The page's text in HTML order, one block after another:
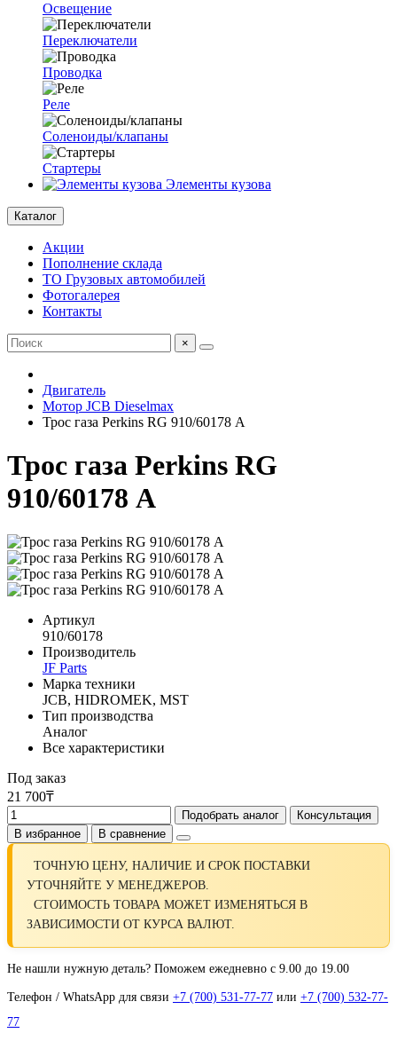
Освещение
Переключатели
Проводка
Реле
Соленоиды/клапаны
Стартеры
Элементы кузова
Каталог
Акции
Пополнение склада
ТО Грузовых автомобилей
Фотогалерея
Контакты
×
Двигатель
Мотор JCB Dieselmax
Трос газа Perkins RG 910/60178 А
Трос газа Perkins RG
910/60178 А
Артикул
910/60178
Производитель
JF Parts
Марка техники
JCB, HIDROMEK, MST
Тип производства
Аналог
Все характеристики
Под заказ
21 700₸
Подобрать аналог
Консультация
В избранное
В сравнение
ТОЧНУЮ ЦЕНУ, НАЛИЧИЕ И СРОК ПОСТАВКИ
УТОЧНЯЙТЕ У МЕНЕДЖЕРОВ.
СТОИМОСТЬ ТОВАРА МОЖЕТ ИЗМЕНЯТЬСЯ В
ЗАВИСИМОСТИ ОТ КУРСА ВАЛЮТ.
Не нашли нужную деталь? Поможем ежедневно с 9.00 до 19.00
Телефон / WhatsApp для связи +7 (700) 531-77-77 или +7 (700) 532-77-
77